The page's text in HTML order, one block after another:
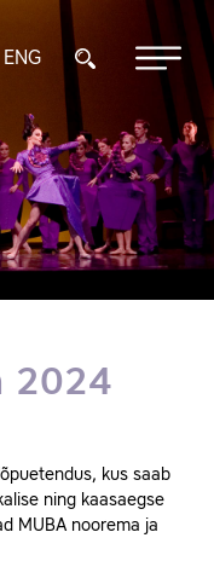
ENG
2024
kus saab
ning kaasaegse
MUBA noorema ja